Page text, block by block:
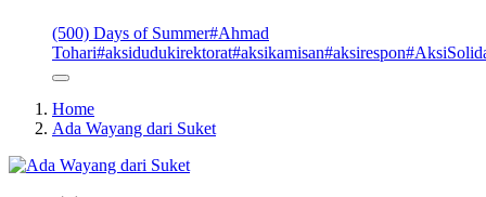
(500) Days of Summer#Ahmad
Tohari#aksidudukirektorat#aksikamisan#aksirespon
Home
Ada Wayang dari Suket